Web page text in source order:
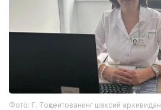
Фото: Г. Тоқсеитованинг шахсий архивидан